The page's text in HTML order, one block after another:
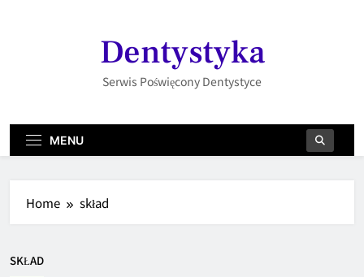
Dentystyka
Serwis Poświęcony Dentystyce
MENU
Home skład
SKŁAD